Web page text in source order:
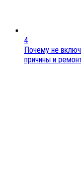
4
Почему не
причины и